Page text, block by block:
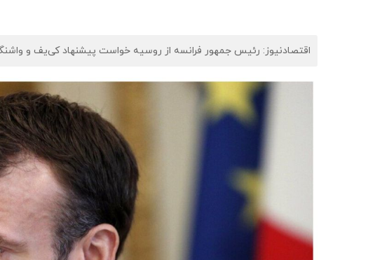
اقتصادنیوز: رئیس جمهور فرانسه از روسیه خواست پیشنهاد کی‌یف و واشنگتن برای آتش‌بس ۳۰